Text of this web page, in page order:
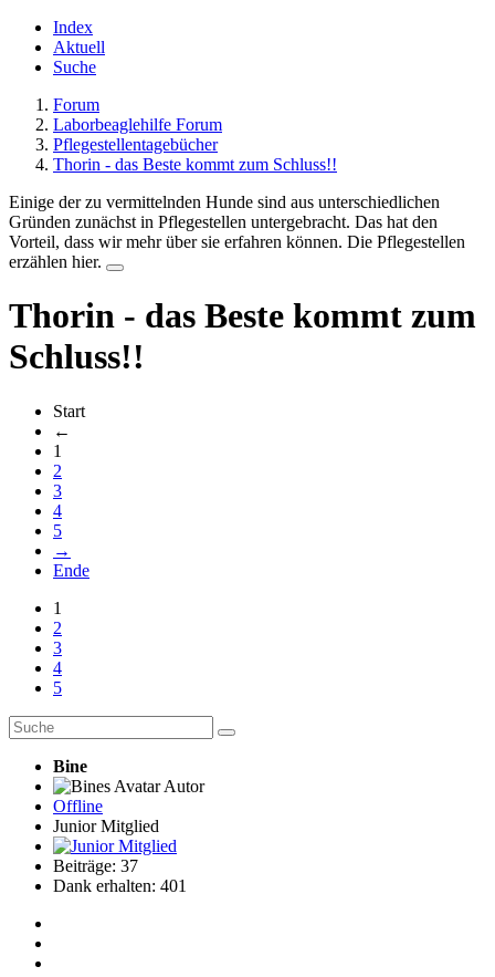
Index
Aktuell
Suche
Forum
Laborbeaglehilfe Forum
Pflegestellentagebücher
Thorin - das Beste kommt zum Schluss!!
Einige der zu vermittelnden Hunde sind aus unterschiedlichen
Gründen zunächst in Pflegestellen untergebracht. Das hat den
Vorteil, dass wir mehr über sie erfahren können. Die Pflegestellen
erzählen hier.
Thorin - das Beste kommt zum
Schluss!!
Start
←
1
2
3
4
5
→
Ende
1
2
3
4
5
Bine
Autor
Offline
Junior Mitglied
Beiträge: 37
Dank erhalten: 401